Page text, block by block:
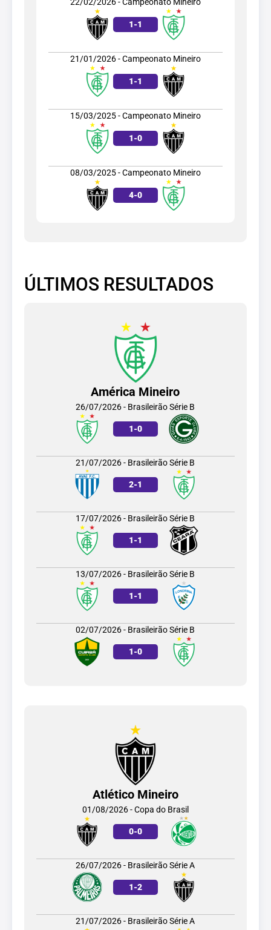
1-1
21/01/2026 - Campeonato Mineiro
1-1
15/03/2025 - Campeonato Mineiro
1-0
08/03/2025 - Campeonato Mineiro
4-0
ÚLTIMOS RESULTADOS
América Mineiro
26/07/2026 - Brasileirão Série B
1-0
21/07/2026 - Brasileirão Série B
2-1
17/07/2026 - Brasileirão Série B
1-1
13/07/2026 - Brasileirão Série B
1-1
02/07/2026 - Brasileirão Série B
1-0
Atlético Mineiro
01/08/2026 - Copa do Brasil
0-0
26/07/2026 - Brasileirão Série A
1-2
21/07/2026 - Brasileirão Série A